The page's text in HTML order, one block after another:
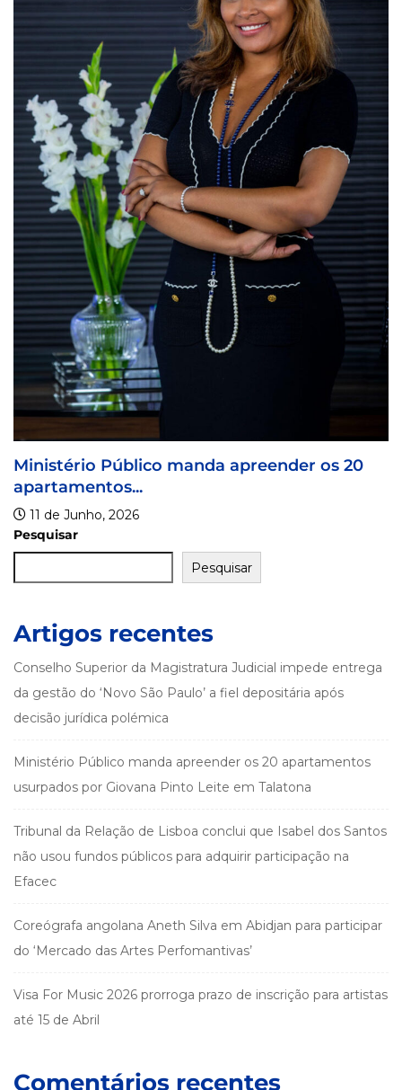
os 20
Tribunal da Relação de
5 de Junho, 2026
Pesquisar
Pesquisar
Artigos recentes
Conselho Superior da Magistratura Judicial impede entrega
da gestão do ‘Novo São Paulo’ a fiel depositária após
decisão jurídica polémica
Ministério Público manda apreender os 20 apartamentos
usurpados por Giovana Pinto Leite em Talatona
Tribunal da Relação de Lisboa conclui que Isabel dos Santos
não usou fundos públicos para adquirir participação na
Efacec
Coreógrafa angolana Aneth Silva em Abidjan para participar
do ‘Mercado das Artes Perfomantivas’
Visa For Music 2026 prorroga prazo de inscrição para artistas
até 15 de Abril
Comentários recentes